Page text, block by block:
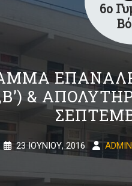
6ο
&
23 ΙΟΥΝΊΟΥ, 2016 ADMIN